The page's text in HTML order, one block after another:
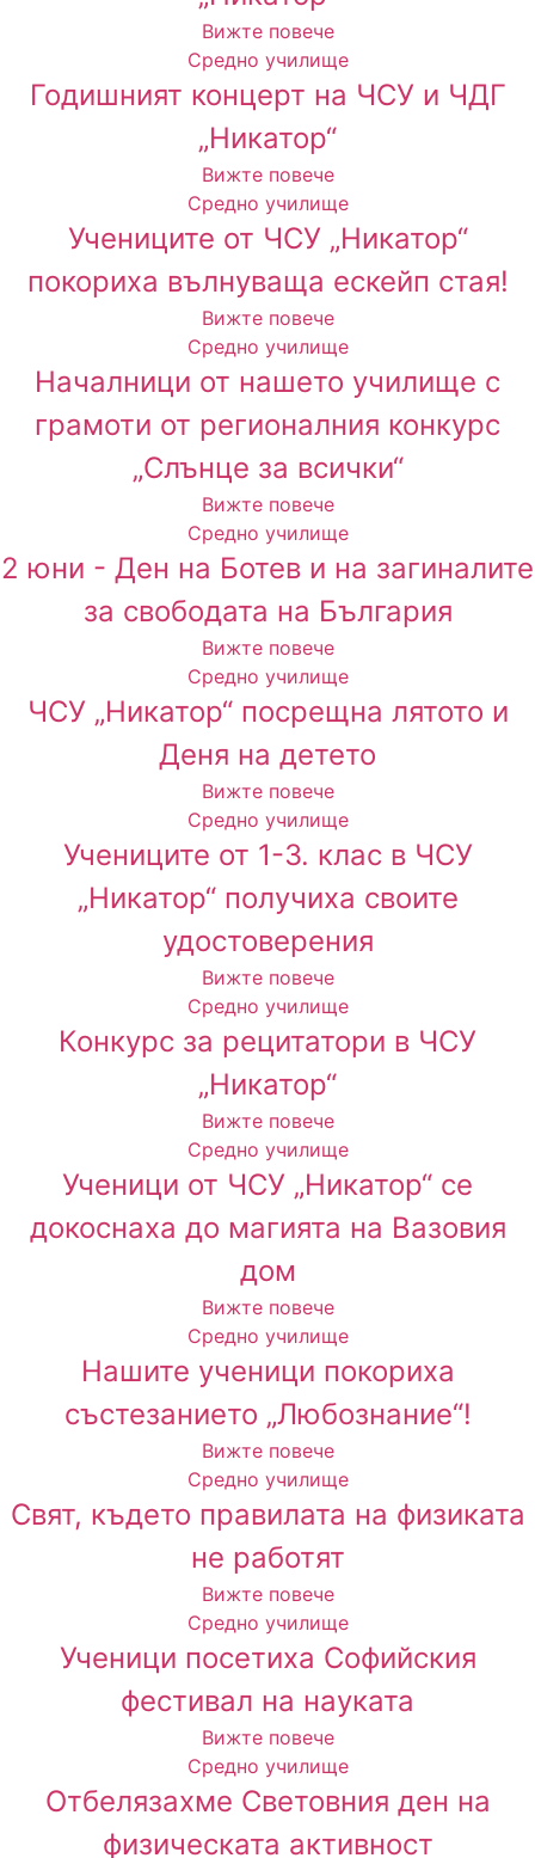
Вижте повече
Средно училище
Годишният концерт на ЧСУ и ЧДГ
„Никатор“
Вижте повече
Средно училище
Учениците от ЧСУ „Никатор“
покориха вълнуваща ескейп стая!
Вижте повече
Средно училище
Началници от нашето училище с
грамоти от регионалния конкурс
„Слънце за всички“
Вижте повече
Средно училище
2 юни - Ден на Ботев и на загиналите
за свободата на България
Вижте повече
Средно училище
ЧСУ „Никатор“ посрещна лятото и
Деня на детето
Вижте повече
Средно училище
Учениците от 1-3. клас в ЧСУ
„Никатор“ получиха своите
удостоверения
Вижте повече
Средно училище
Конкурс за рецитатори в ЧСУ
„Никатор“
Вижте повече
Средно училище
Ученици от ЧСУ „Никатор“ се
докоснаха до магията на Вазовия
дом
Вижте повече
Средно училище
Нашите ученици покориха
състезанието „Любознание“!
Вижте повече
Средно училище
Свят, където правилата на физиката
не работят
Вижте повече
Средно училище
Ученици посетиха Софийския
фестивал на науката
Вижте повече
Средно училище
Отбелязахме Световния ден на
физическата активност